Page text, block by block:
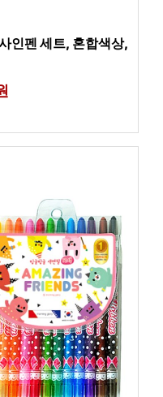
인펜 세트, 혼합색상,